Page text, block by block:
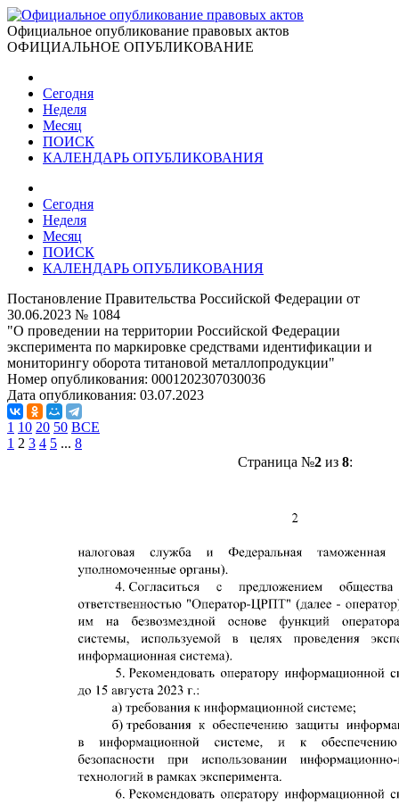
Официальное опубликование правовых актов
ОФИЦИАЛЬНОЕ ОПУБЛИКОВАНИЕ
Сегодня
Неделя
Месяц
ПОИСК
КАЛЕНДАРЬ ОПУБЛИКОВАНИЯ
Сегодня
Неделя
Месяц
ПОИСК
КАЛЕНДАРЬ ОПУБЛИКОВАНИЯ
Постановление Правительства Российской Федерации от
30.06.2023 № 1084
"О проведении на территории Российской Федерации
эксперимента по маркировке средствами идентификации и
мониторингу оборота титановой металлопродукции"
Номер опубликования: 0001202307030036
Дата опубликования: 03.07.2023
1 10 20 50 ВСЕ
1 2 3 4 5 ... 8
Страница №2из 8: